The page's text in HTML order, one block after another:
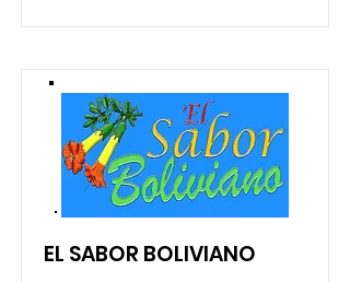
EL SABOR BOLIVIANO